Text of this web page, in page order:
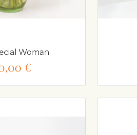
Woman
€